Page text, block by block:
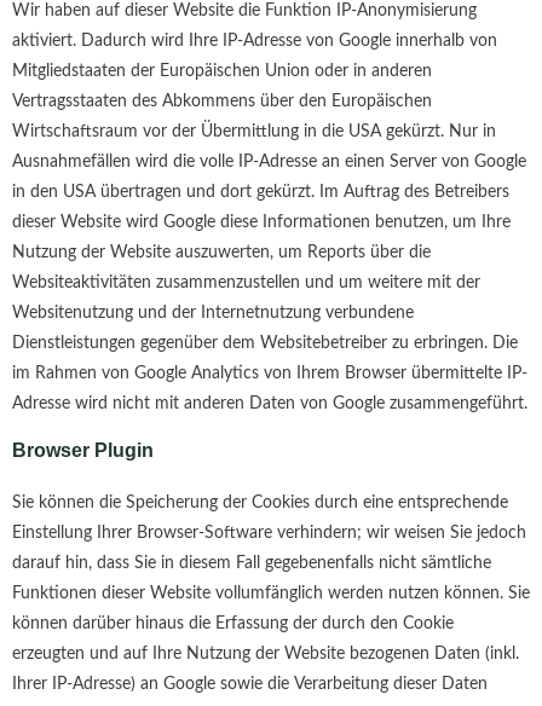
Wir haben auf dieser Website die Funktion IP-Anonymisierung
aktiviert. Dadurch wird Ihre IP-Adresse von Google innerhalb von
Mitgliedstaaten der Europäischen Union oder in anderen
Vertragsstaaten des Abkommens über den Europäischen
Wirtschaftsraum vor der Übermittlung in die USA gekürzt. Nur in
Ausnahmefällen wird die volle IP-Adresse an einen Server von Google
in den USA übertragen und dort gekürzt. Im Auftrag des Betreibers
dieser Website wird Google diese Informationen benutzen, um Ihre
Nutzung der Website auszuwerten, um Reports über die
Websiteaktivitäten zusammenzustellen und um weitere mit der
Websitenutzung und der Internetnutzung verbundene
Dienstleistungen gegenüber dem Websitebetreiber zu erbringen. Die
im Rahmen von Google Analytics von Ihrem Browser übermittelte IP-
Adresse wird nicht mit anderen Daten von Google zusammengeführt.
Browser Plugin
Sie können die Speicherung der Cookies durch eine entsprechende
Einstellung Ihrer Browser-Software verhindern; wir weisen Sie jedoch
darauf hin, dass Sie in diesem Fall gegebenenfalls nicht sämtliche
Funktionen dieser Website vollumfänglich werden nutzen können. Sie
können darüber hinaus die Erfassung der durch den Cookie
erzeugten und auf Ihre Nutzung der Website bezogenen Daten (inkl.
Ihrer IP-Adresse) an Google sowie die Verarbeitung dieser Daten